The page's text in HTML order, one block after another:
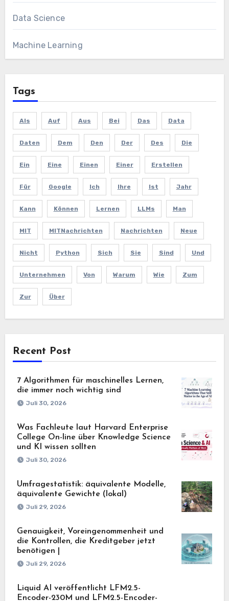
Data Science
Machine Learning
Tags
Als Auf Aus Bei Das Data
Daten Dem Den Der Des Die
Ein Eine Einen Einer Erstellen
Für Google Ich Ihre Ist Jahr
Kann Können Lernen LLMs Man
MIT MITNachrichten Nachrichten Neue
Nicht Python Sich Sie Sind Und
Unternehmen Von Warum Wie Zum
Zur Über
Recent Post
7 Algorithmen für maschinelles Lernen,
die immer noch wichtig sind
Juli 30, 2026
Was Fachleute laut Harvard Enterprise
College On-line über Knowledge Science
und KI wissen sollten
Juli 30, 2026
Umfragestatistik: äquivalente Modelle,
äquivalente Gewichte (lokal)
Juli 29, 2026
Genauigkeit, Voreingenommenheit und
die Kontrollen, die Kreditgeber jetzt
benötigen |
Juli 29, 2026
Liquid AI veröffentlicht LFM2.5-
Encoder-230M und LFM2.5-Encoder-